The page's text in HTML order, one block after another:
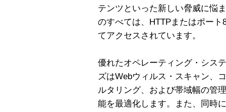
テンツといった新しい脅威に悩
のすべては、HTTPまたはポー
てアクセスされています。
優れたオペレーティング・シス
ズはWebウィルス・スキャン、
ルタリング、および帯域幅の管
能を最適化します。また、同時